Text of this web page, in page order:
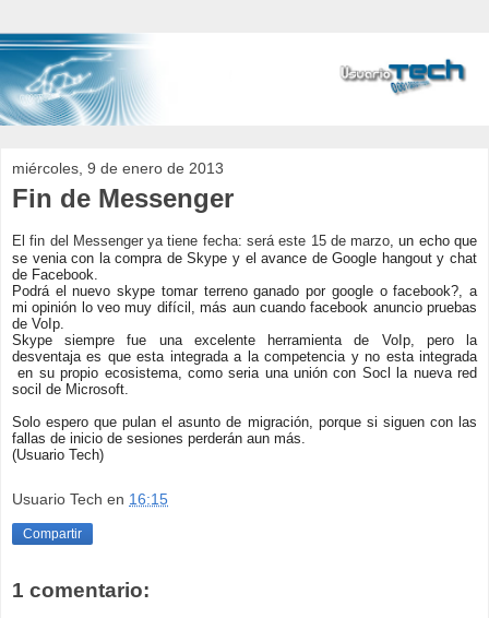
miércoles, 9 de enero de 2013
Fin de Messenger
El fin del Messenger ya tiene fecha: será este 15 de marzo , un echo que
se venia con la compra de Skype y el avance de Google hangout y chat
de Facebook.
Podrá el nuevo skype tomar terreno ganado por google o facebook?, a
mi opinión lo veo muy difícil, más aun cuando facebook anuncio pruebas
de VoIp.
Skype siempre fue una excelente herramienta de VoIp, pero la
desventaja es que esta integrada a la competencia y no esta integrada
en su propio ecosistema, como seria una unión con Socl la nueva red
socil de Microsoft.
Solo espero que pulan el asunto de migración, porque si siguen con las
fallas de inicio de sesiones perderán aun más.
(Usuario Tech)
Usuario Tech en 16:15
Compartir
1 comentario: